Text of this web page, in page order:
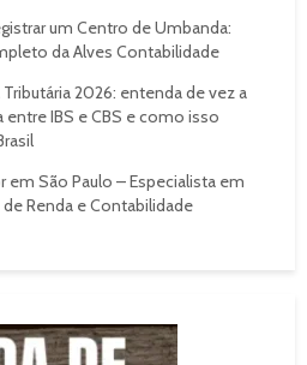
um Centro de Umbanda:
da Alves Contabilidade
2026: entenda de vez a
entre IBS e CBS e como isso
em São Paulo – Especialista em
Renda e Contabilidade